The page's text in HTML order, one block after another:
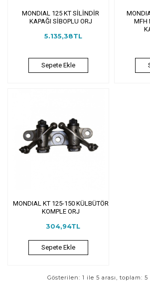
MONDIAL 125 KT SİLİNDİR
KAPAĞI SİBOPLU ORJ
5.135,38TL
Sepete Ekle
MFH
MONDIAL KT 125-150 KÜLBÜTÖR
KOMPLE ORJ
304,94TL
Sepete Ekle
Gösterilen: 1 ile 5 arası, toplam: 5